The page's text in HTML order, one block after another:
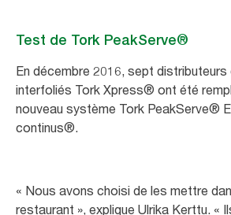
Test de Tork PeakServe®
En décembre 2016, sept distributeurs
interfoliés Tork Xpress® ont été
nouveau système Tork PeakServe®
continus®.
« Nous avons choisi de les mettre
restaurant », explique Ulrika Kerttu. «